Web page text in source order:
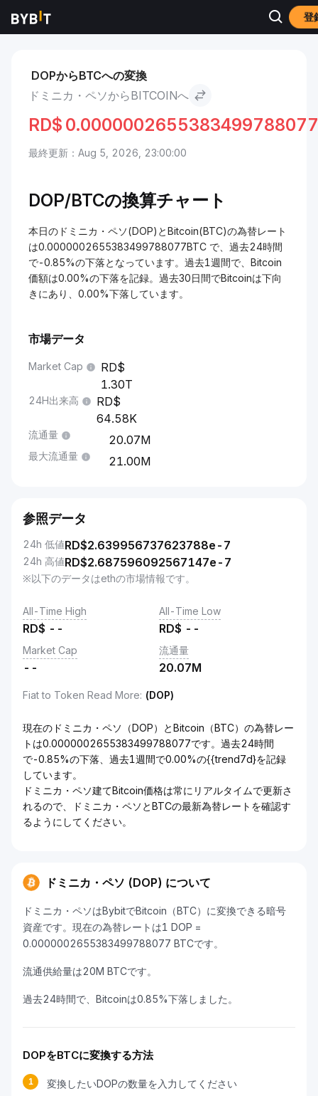
登
市場 Bitcoin 価格 BTC
DOPからBTCへの変換
ドミニカ・ペソからBITCOINへ
RD$ 0.0000002655383499788077
最終更新：Aug 5, 2026, 23:00:00
DOP/BTCの換算チャート
本日のドミニカ・ペソ(DOP)とBitcoin(BTC)の為替レート
は0.0000002655383499788077BTC で、過去24時間
で-0.85%の下落となっています。過去1週間で、Bitcoin
価額は0.00%の下落を記録。過去30日間でBitcoinは下向
きにあり、0.00%下落しています。
市場データ
Market Cap
1.30T
24H出来高
64.58K
流通量 20.07M
最大流通量 21.00M
参照データ
24h 低値RD$2.639956737623788e-7
24h 高値RD$2.687596092567147e-7
※以下のデータはethの市場情報です。
All-Time High
RD$ --
All-Time Low
RD$ --
Market Cap
--
流通量
20.07M
Fiat to Token Read More: (DOP)
現在のドミニカ・ペソ（DOP）とBitcoin（BTC）の為替レー
トは0.0000002655383499788077です。過去24時間
で-0.85%の下落、過去1週間で0.00%の{{trend7d}を記録
しています。
ドミニカ・ペソ建てBitcoin価格は常にリアルタイムで更新さ
れるので、ドミニカ・ペソとBTCの最新為替レートを確認す
るようにしてください。
ドミニカ・ペソ (DOP) について
ドミニカ・ペソはBybitでBitcoin（BTC）に変換できる暗号
資産です。現在の為替レートは1 DOP =
0.0000002655383499788077 BTCです。
流通供給量は20M BTCです。
過去24時間で、Bitcoinは0.85%下落しました。
DOPをBTCに変換する方法
1 変換したいDOPの数量を入力してください